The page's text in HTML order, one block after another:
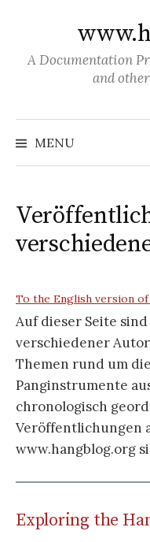
o
c
e
n
A Documentation
and
MENU
To the English version
Auf dieser Seite
verschiedener
Themen rund um
Panginstrumente
chronologisch
Veröffentlichungen
www.hangblog.org
Exploring the